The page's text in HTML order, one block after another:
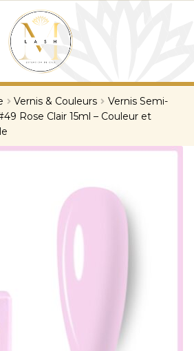
Vernis & Couleurs
Vernis Semi-
Rose Clair 15ml – Couleur et